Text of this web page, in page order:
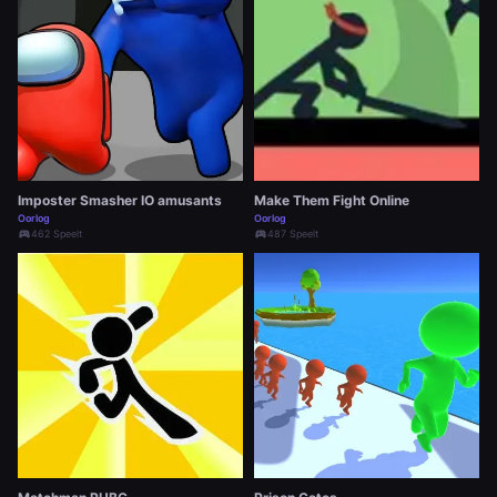
Imposter Smasher IO amusants
Oorlog
sports_esports462 Speelt
Make Them Fight Online
Oorlog
sports_esports487 Speelt